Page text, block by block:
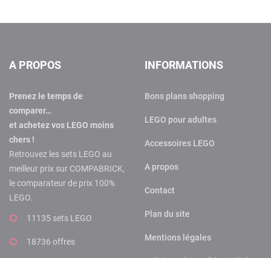
A PROPOS
Prenez le temps de
comparer…
et achetez vos LEGO moins
chers !
Retrouvez les sets LEGO au
meilleur prix sur COMPABRICK,
le comparateur de prix 100%
LEGO.
11135 sets LEGO
18736 offres
INFORMATIONS
Bons plans shopping
LEGO pour adultes
Accessoires LEGO
A propos
Contact
Plan du site
Mentions légales